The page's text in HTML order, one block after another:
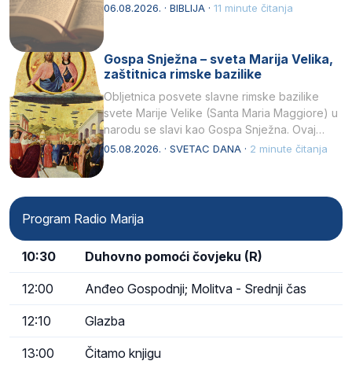
kukaca.2 A narod…
06.08.2026. · BIBLIJA · 11 minute čitanja
Gospa Snježna – sveta Marija Velika,
zaštitnica rimske bazilike
Obljetnica posvete slavne rimske bazilike
svete Marije Velike (Santa Maria Maggiore) u
narodu se slavi kao Gospa Snježna. Ovaj
naziv, Sancta Maria…
05.08.2026. · SVETAC DANA · 2 minute čitanja
Program Radio Marija
10:30 Duhovno pomoći čovjeku (R)
12:00 Anđeo Gospodnji; Molitva - Srednji čas
12:10 Glazba
13:00 Čitamo knjigu